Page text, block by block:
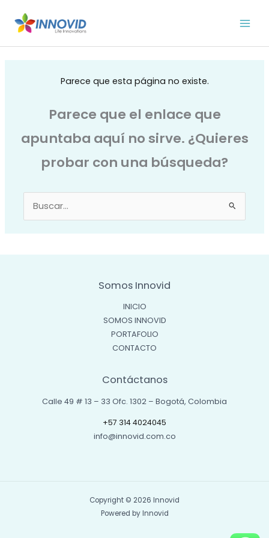
Parece que esta página no existe.
Parece que el enlace que
apuntaba aquí no sirve. ¿Quieres
probar con una búsqueda?
Buscar
por:
Somos Innovid
INICIO
SOMOS INNOVID
PORTAFOLIO
CONTACTO
Contáctanos
Calle 49 # 13 – 33 Ofc. 1302 – Bogotá, Colombia
+57 314 4024045
info@innovid.com.co
Copyright © 2026 Innovid
Powered by Innovid